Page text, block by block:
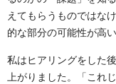
えてもらうものではな
的な部分の可能性が高
私はヒアリングをした
上がりました。「これ